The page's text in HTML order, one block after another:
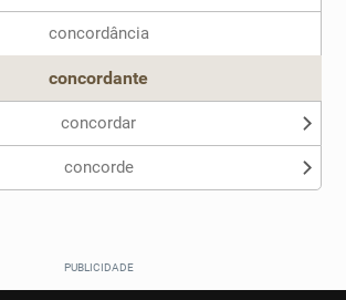
concordância
concordante
concordar
concorde